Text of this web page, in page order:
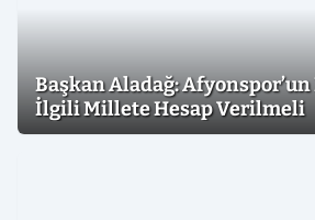
Başkan Aladağ:
İlgili Millete Hesap Verilmeli